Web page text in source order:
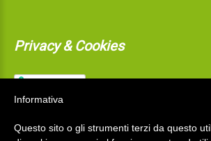
Privacy & Cookies
Informativa
Questo sito o gli strumenti terzi da questo